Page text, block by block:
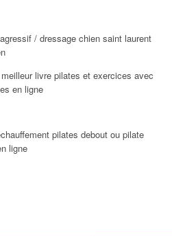
/ dressage chien saint laurent
livre pilates et exercices avec
en ligne
pilates debout ou pilate
ligne